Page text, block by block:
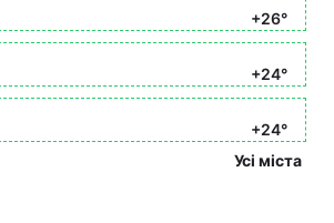
+26°
+24°
+24°
Усі міста